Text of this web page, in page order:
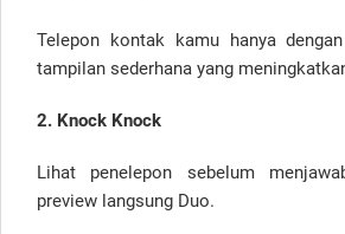
Telepon kontak kamu hanya
tampilan sederhana yang
2. Knock Knock
Lihat penelepon sebelum
preview langsung Duo.